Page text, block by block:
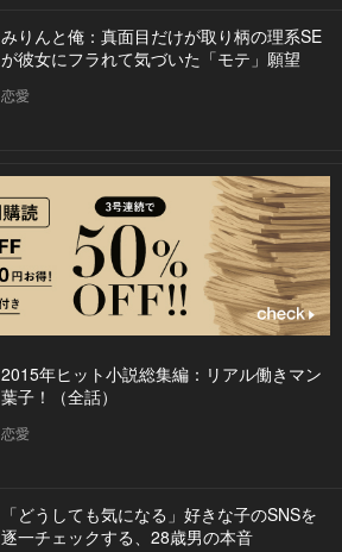
みりんと俺：真面目だけが取り柄の理系SE
が彼女にフラれて気づいた「モテ」願望
恋愛
2015年ヒット小説総集編：リアル働きマン
葉子！（全話）
恋愛
「どうしても気になる」好きな子のSNSを
逐一チェックする、28歳男の本音